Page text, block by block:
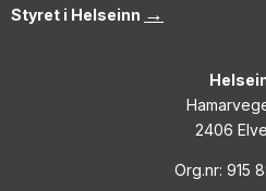
Styret i Helseinn →
2406
Org.nr: 915